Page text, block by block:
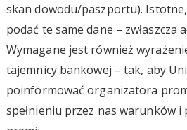
skan dowodu/paszportu).
podać te same dane – zwłaszcza
Wymagane jest również
tajemnicy bankowej – tak, aby
poinformować organizatora
spełnieniu przez nas warunków i